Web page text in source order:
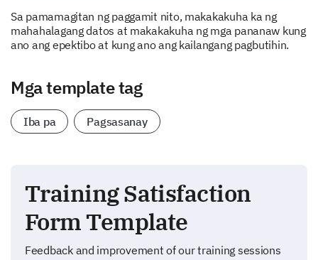
Sa pamamagitan ng paggamit nito, makakakuha ka ng
mahahalagang datos at makakakuha ng mga pananaw kung
ano ang epektibo at kung ano ang kailangang pagbutihin.
Mga template tag
Iba pa Pagsasanay
Training Satisfaction
Form Template
Feedback and improvement of our training sessions